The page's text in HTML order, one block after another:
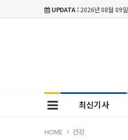
UPDATA : 2026년 08월 09일
최신기사
HOME 건강